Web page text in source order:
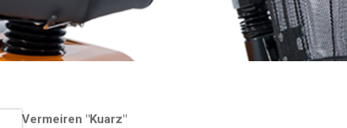
Vermeiren "Kuarz"